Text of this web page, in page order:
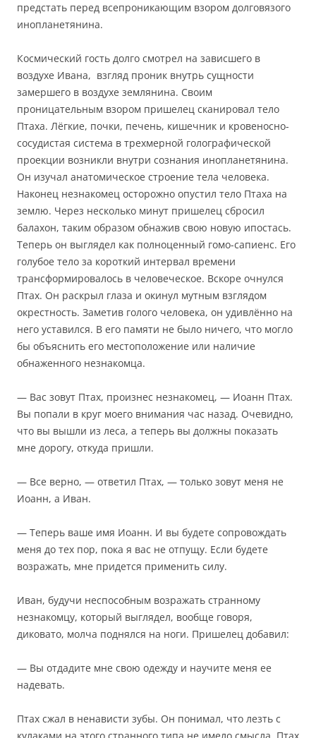
предстать перед всепроникающим взором долговязого
инопланетянина.
Космический гость долго смотрел на зависшего в
воздухе Ивана, взгляд проник внутрь сущности
замершего в воздухе землянина. Своим
проницательным взором пришелец сканировал тело
Птаха. Лёгкие, почки, печень, кишечник и кровеносно-
сосудистая система в трехмерной голографической
проекции возникли внутри сознания инопланетянина.
Он изучал анатомическое строение тела человека.
Наконец незнакомец осторожно опустил тело Птаха на
землю. Через несколько минут пришелец сбросил
балахон, таким образом обнажив свою новую ипостась.
Теперь он выглядел как полноценный гомо-сапиенс. Его
голубое тело за короткий интервал времени
трансформировалось в человеческое. Вскоре очнулся
Птах. Он раскрыл глаза и окинул мутным взглядом
окрестность. Заметив голого человека, он удивлённо на
него уставился. В его памяти не было ничего, что могло
бы объяснить его местоположение или наличие
обнаженного незнакомца.
— Вас зовут Птах, произнес незнакомец, — Иоанн Птах.
Вы попали в круг моего внимания час назад. Очевидно,
что вы вышли из леса, а теперь вы должны показать
мне дорогу, откуда пришли.
— Все верно, — ответил Птах, — только зовут меня не
Иоанн, а Иван.
— Теперь ваше имя Иоанн. И вы будете сопровождать
меня до тех пор, пока я вас не отпущу. Если будете
возражать, мне придется применить силу.
Иван, будучи неспособным возражать странному
незнакомцу, который выглядел, вообще говоря,
диковато, молча поднялся на ноги. Пришелец добавил:
— Вы отдадите мне свою одежду и научите меня ее
надевать.
Птах сжал в ненависти зубы. Он понимал, что лезть с